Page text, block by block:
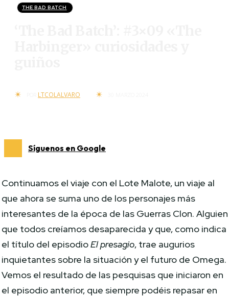
THE BAD BATCH
LTCOLALVARO
Síguenos en Google
Continuamos el viaje con el Lote Malote, un viaje al
que ahora se suma uno de los personajes más
interesantes de la época de las Guerras Clon. Alguien
que todos creíamos desaparecida y que, como indica
el título del episodioEl presagio, trae augurios
inquietantes sobre la situación y el futuro de Omega.
Vemos el resultado de las pesquisas que iniciaron en
el episodio anterior, que siempre podéis repasar en